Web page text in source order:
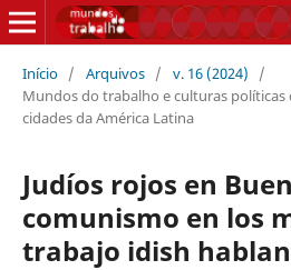
Início / Arquivos / v. 16 (2024)
/
Mundos do trabalho e culturas políticas
cidades da América Latina
Judíos rojos en
comunismo en los
trabajo idish